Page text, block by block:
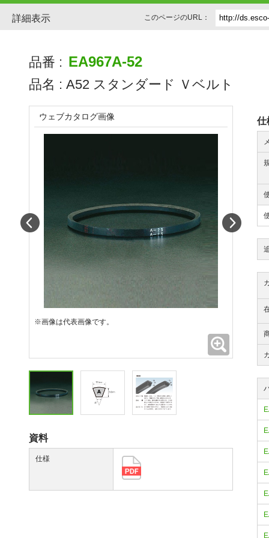
詳細表示 このページのURL：
品番 : EA967A-52
品名 : A52 スタンダード Ｖベルト
仕
ウェブカタログ画像
※画像は代表画像です。
資料
仕様